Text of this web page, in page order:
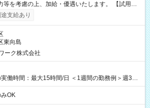
考慮の上、加給・優遇いたします。 【試用期
なし
支給あり
東向島
ーク株式会社
働時間：最大15時間/日 ＜1週間の勤務例＞週3回
・金 休み：火・木・土・日 好きな時にお仕事
OK